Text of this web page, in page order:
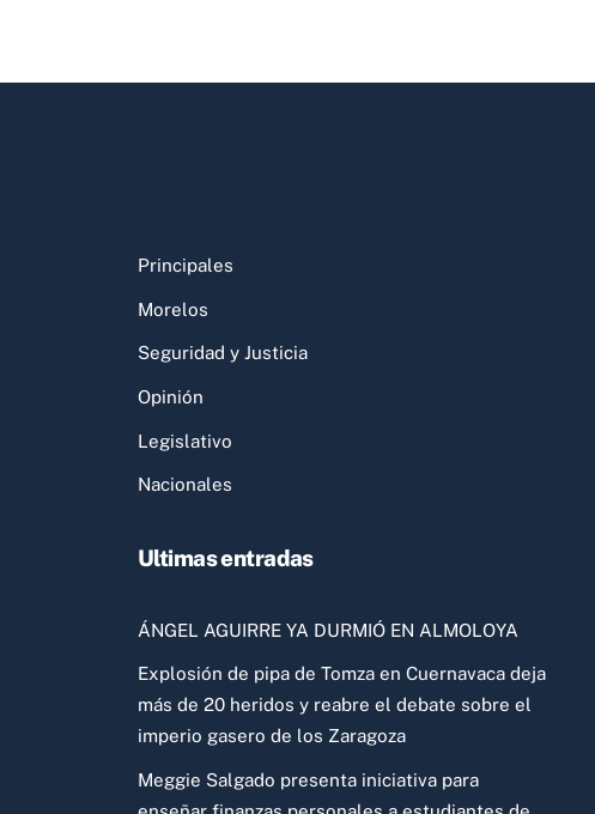
Principales
Morelos
Seguridad y Justicia
Opinión
Legislativo
Nacionales
Ultimas entradas
ÁNGEL AGUIRRE YA DURMIÓ EN ALMOLOYA
Explosión de pipa de Tomza en Cuernavaca deja
más de 20 heridos y reabre el debate sobre el
imperio gasero de los Zaragoza
Meggie Salgado presenta iniciativa para